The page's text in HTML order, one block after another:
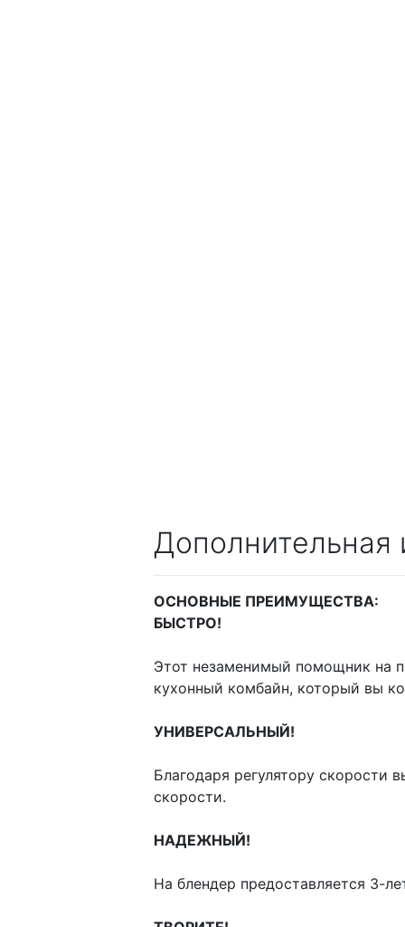
ОСНОВНЫЕ ПРЕИМУЩЕСТВА:
БЫСТРО!
Этот незаменимый помощник на
кухонный комбайн, который вы
УНИВЕРСАЛЬНЫЙ!
Благодаря регулятору скорости
скорости.
НАДЕЖНЫЙ!
На блендер предоставляется 3-